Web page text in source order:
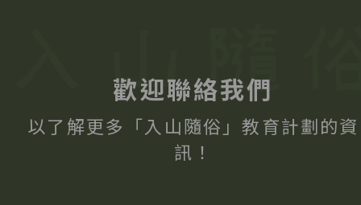
歡迎聯絡我們
以了解更多「入山隨俗」教育計劃的資
訊！